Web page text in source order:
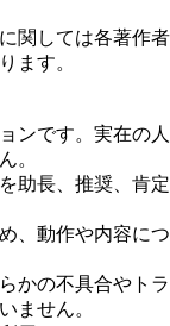
関しては各著作
ます。
ンです。実在の
。
助長、推奨、肯
、動作や内容に
かの不具合やト
ません。